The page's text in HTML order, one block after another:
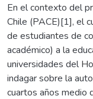
En el contexto del
Chile (PACE)[1], el
de estudiantes de
académico) a la
universidades del
indagar sobre la
cuartos años medio